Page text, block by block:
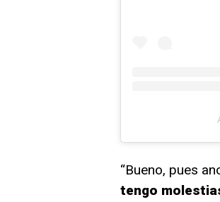
“Bueno, pues
tengo